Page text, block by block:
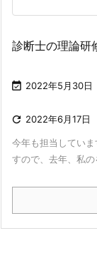
診断士の理論研
 2022年5月30日
 2022年6月17日
今年も担当してい
すので、去年、私